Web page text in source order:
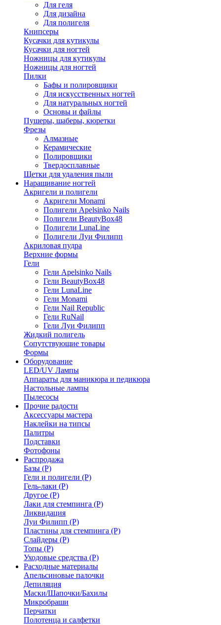
Для геля
Для дизайна
Для полигеля
Книпсеры
Кусачки для кутикулы
Кусачки для ногтей
Ножницы для кутикулы
Ножницы для ногтей
Пилки
Бафы и полировщики
Для искусственных ногтей
Для натуральных ногтей
Основы и файлы
Пушеры, шаберы, кюретки
Фрезы
Алмазные
Керамические
Полировщики
Твердосплавные
Щетки для удаления пыли
Наращивание ногтей
Акригели и полигели
Акригели Monami
Полигели Apelsinko Nails
Полигели BeautyBox48
Полигели LunaLine
Полигели Луи Филипп
Акриловая пудра
Верхние формы
Гели
Гели Apelsinko Nails
Гели BeautyBox48
Гели LunaLine
Гели Monami
Гели Nail Republic
Гели RuNail
Гели Луи Филипп
Жидкий полигель
Сопутствующие товары
Формы
Оборудование
LED/UV Лампы
Аппараты для маникюра и педикюра
Настольные лампы
Пылесосы
Прочие радости
Аксессуары мастера
Наклейки на типсы
Палитры
Подставки
Фотофоны
Распродажа
Базы (Р)
Гели и полигели (Р)
Гель-лаки (Р)
Другое (Р)
Лаки для стемпинга (Р)
Ликвидация
Луи Филипп (Р)
Пластины для стемпинга (Р)
Слайдеры (Р)
Топы (Р)
Уходовые средства (Р)
Расходные материалы
Апельсиновые палочки
Депиляция
Маски/Шапочки/Бахилы
Микробраши
Перчатки
Полотенца и салфетки